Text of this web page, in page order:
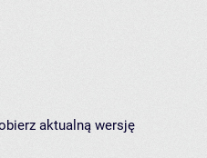
aktualną wersję